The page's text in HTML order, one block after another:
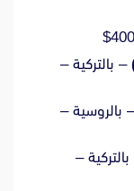
– بالتركية –
بالروسية –
–